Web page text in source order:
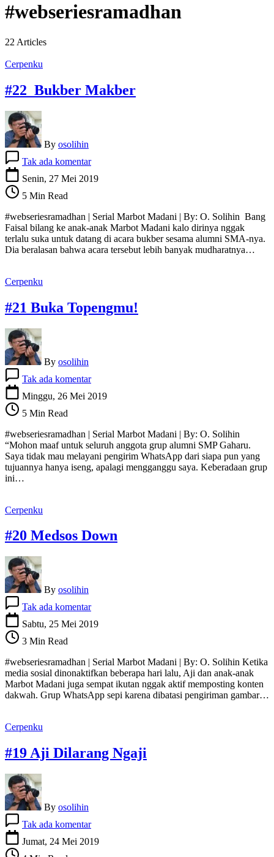
#webseriesramadhan
22 Articles
Cerpenku
#22 Bukber Makber
By osolihin
Tak ada komentar#22
Bukber
Senin, 27 Mei 2019
5 Min Read
#webseriesramadhan | Serial Marbot Madani | By: O. Solihin Bang
Faisal bilang ke anak-anak Marbot Madani kalo dirinya nggak
terlalu suka untuk datang di acara bukber sesama alumni SMA-nya.
Dia beralasan bahwa acara tersebut lebih banyak mudharatnya…
Cerpenku
#21 Buka Topengmu!
By osolihin
Tak ada komentar#21
Buka
Minggu, 26 Mei 2019
5 Min Read
#webseriesramadhan | Serial Marbot Madani | By: O. Solihin
“Mohon maaf untuk seluruh anggota grup alumni SMP Gaharu.
Saya tidak mau melayani pengirim WhatsApp dari siapa pun yang
tujuannya hanya iseng, apalagi mengganggu saya. Keberadaan grup
ini…
Cerpenku
#20 Medsos Down
By osolihin
Tak ada komentar#20
Medsos
Sabtu, 25 Mei 2019
3 Min Read
#webseriesramadhan | Serial Marbot Madani | By: O. Solihin Ketika
media sosial dinonaktifkan beberapa hari lalu, Aji dan anak-anak
Marbot Madani juga sempat ikutan nggak aktif memposting konten
dakwah. Grup WhatsApp sepi karena dibatasi pengiriman gambar…
Cerpenku
#19 Aji Dilarang Ngaji
By osolihin
Tak ada komentar#19
Aji
Jumat, 24 Mei 2019